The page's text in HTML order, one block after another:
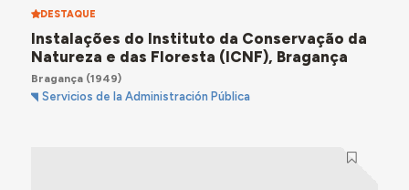
DESTAQUE
Instalações do Instituto da Conservação da
Natureza e das Floresta (ICNF), Bragança
Bragança(1949)
Servicios de la Administración Pública